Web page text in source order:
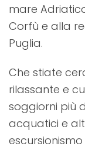
mare
Corfù e alla
Puglia.
Che stiate
rilassante e
soggiorni più
acquatici e